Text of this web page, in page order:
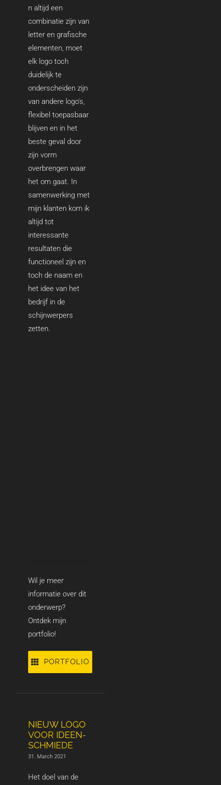
n altijd een
combinatie zijn van
letter en grafische
elementen, moet
elk logo toch
duidelijk te
onderscheiden zijn
van andere logo's,
flexibel toepasbaar
blijven en in het
beste geval door
zijn vorm
overbrengen waar
het om gaat. In
samenwerking met
mijn klanten kom ik
altijd tot
interessante
resultaten die
functioneel zijn en
toch de naam en
het idee van het
bedrijf in de
schijnwerpers
zetten.
Wil je meer
informatie over dit
onderwerp?
Ontdek mijn
portfolio!
PORTFOLIO
NIEUW LOGO
VOOR IDEEN-
SCHMIEDE
31. March 2021
Het doel van de